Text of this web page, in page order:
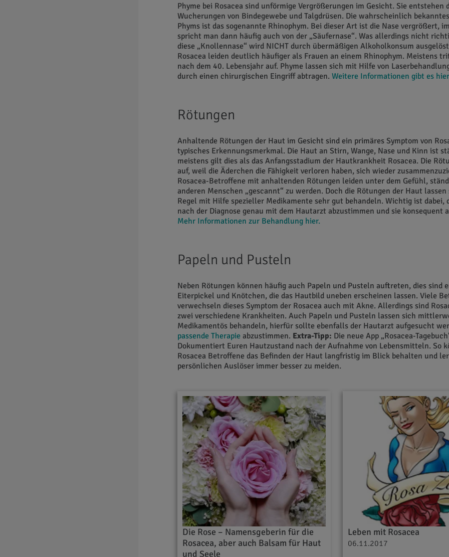
Phyme bei Rosacea sind unförmige Vergrößerungen im Gesicht. Sie entstehen
Wucherungen von Bindegewebe und Talgdrüsen. Die wahrscheinlich
Phyms ist das sogenannte Rhinophym. Bei dieser Art ist die Nase vergrößert,
spricht man dann häufig auch von der „Säufernase“. Was allerdings nicht
diese „Knollennase“ wird NICHT durch übermäßigen Alkoholkonsum
Rosacea leiden deutlich häufiger als Frauen an einem Rhinophym. Meistens
nach dem 40. Lebensjahr auf. Phyme lassen sich mit Hilfe von
durch einen chirurgischen Eingriff abtragen. Weitere Informationen gibt es
Rötungen
Anhaltende Rötungen der Haut im Gesicht sind ein primäres Symptom von
typisches Erkennungsmerkmal. Die Haut an Stirn, Wange, Nase und Kinn ist
meistens gilt dies als das Anfangsstadium der Hautkrankheit Rosacea. Die
auf, weil die Äderchen die Fähigkeit verloren haben, sich wieder
Rosacea-Betroffene mit anhaltenden Rötungen leiden unter dem Gefühl,
anderen Menschen „gescannt“ zu werden. Doch die Rötungen der Haut
Regel mit Hilfe spezieller Medikamente sehr gut behandeln. Wichtig ist dabei,
nach der Diagnose genau mit dem Hautarzt abzustimmen und sie konsequent
Mehr Informationen zur Behandlung hier.
Papeln und Pusteln
Neben Rötungen können häufig auch Papeln und Pusteln auftreten, dies sind
Eiterpickel und Knötchen, die das Hautbild uneben erscheinen lassen. Viele
verwechseln dieses Symptom der Rosacea auch mit Akne. Allerdings sind
zwei verschiedene Krankheiten. Auch Papeln und Pusteln lassen sich
Medikamentös behandeln, hierfür sollte ebenfalls der Hautarzt aufgesucht
passende Therapie abzustimmen. Extra-Tipp: Die neue App „Rosacea-
Dokumentiert Euren Hautzustand nach der Aufnahme von Lebensmitteln. So
Rosacea Betroffene das Befinden der Haut langfristig im Blick behalten und
persönlichen Auslöser immer besser zu meiden.
Die Rose – Namensgeberin für die
Rosacea, aber auch Balsam für Haut
und Seele
Leben mit Rosacea
06.11.2017